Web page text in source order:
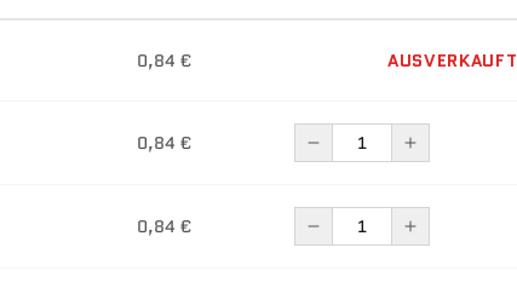
0,84 € AUSVERKAUFT
0,84 €
0,84 €